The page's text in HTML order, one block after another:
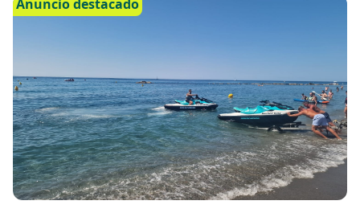
Anuncio destacado